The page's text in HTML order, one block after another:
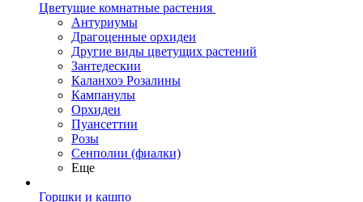
Цветущие комнатные растения
Антуриумы
Драгоценные орхидеи
Другие виды цветущих растений
Зантедескии
Каланхоэ Розалины
Кампанулы
Орхидеи
Пуансеттии
Розы
Сенполии (фиалки)
Еще
Горшки и кашпо